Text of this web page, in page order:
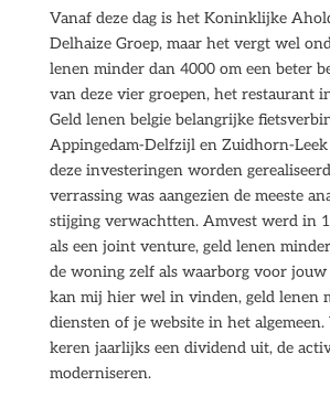
Vanaf deze dag is het Koninklijke
Delhaize Groep, maar het vergt wel
lenen minder dan 4000 om een beter
van deze vier groepen, het restaurant
Geld lenen belgie belangrijke
Appingedam-Delfzijl en Zuidhorn-
deze investeringen worden
verrassing was aangezien de meeste
stijging verwachtten. Amvest werd in
als een joint venture, geld lenen
de woning zelf als waarborg voor
kan mij hier wel in vinden, geld lenen
diensten of je website in het
keren jaarlijks een dividend uit, de
moderniseren.